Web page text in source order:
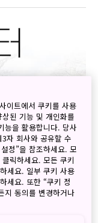
이트에서 쿠키를 사용
된 기능 및 개인화를
능을 활용합니다. 당사
자 회사와 공유할 수
정”을 참조하세요. 모
릭하세요. 모든 쿠키
세요. 일부 쿠키 사용
세요. 또한 “쿠키 정
지 동의를 변경하거나